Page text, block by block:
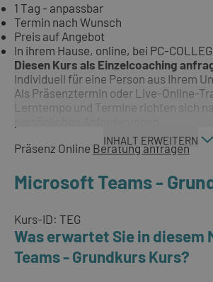
1 Tag - anpassbar
Termin nach Wunsch
Preis auf Angebot
In ihrem Hause, online, bei PC-
Diesen Kurs als Einzelcoaching
Individuell für eine Person aus Ihrem
Als Präsenztermin oder Live-Online-
Lerntempo und Termine richten sich
INHALT ERWEITERN
Präsenz Online Beratung anfragen
Microsoft Teams -
Kurs-ID: TEG
Was erwartet Sie in diesem
Teams - Grundkurs Kurs?